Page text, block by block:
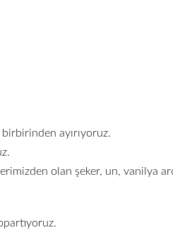
birbirinden ayırıyoruz.
olan şeker, un, vanilya